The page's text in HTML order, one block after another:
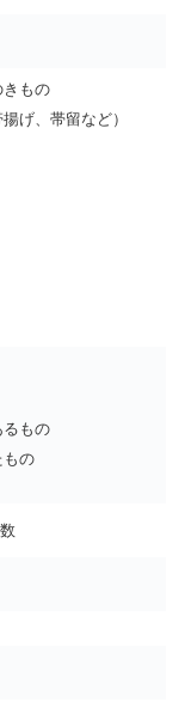
もの
げ、帯留など）
もの
もの